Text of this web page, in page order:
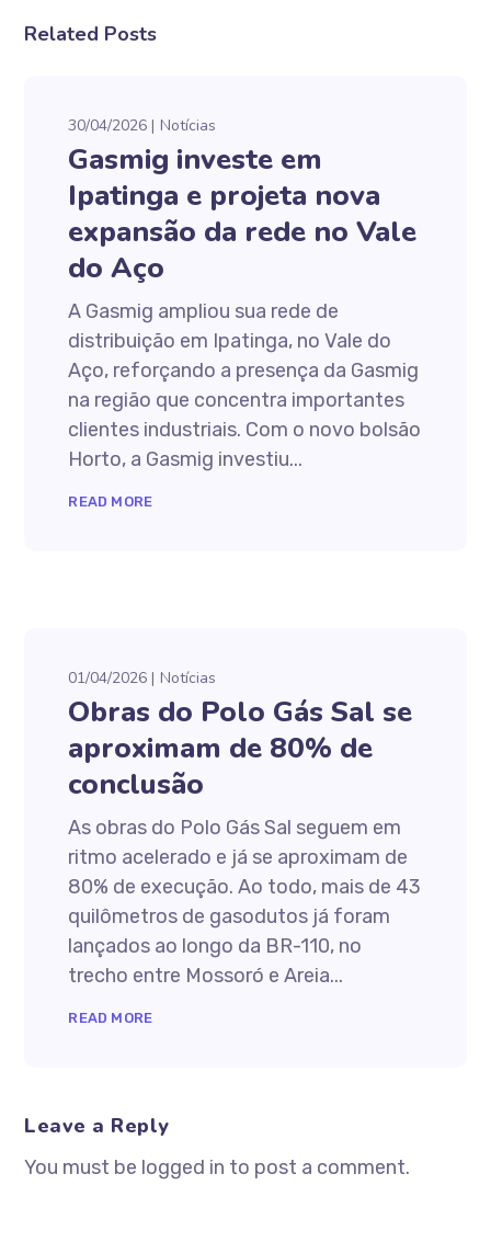
Related Posts
30/04/2026 Notícias
Gasmig investe em
Ipatinga e projeta nova
expansão da rede no Vale
do Aço
A Gasmig ampliou sua rede de
distribuição em Ipatinga, no Vale do
Aço, reforçando a presença da Gasmig
na região que concentra importantes
clientes industriais. Com o novo bolsão
Horto, a Gasmig investiu...
READ MORE
01/04/2026 Notícias
Obras do Polo Gás Sal se
aproximam de 80% de
conclusão
As obras do Polo Gás Sal seguem em
ritmo acelerado e já se aproximam de
80% de execução. Ao todo, mais de 43
quilômetros de gasodutos já foram
lançados ao longo da BR-110, no
trecho entre Mossoró e Areia...
READ MORE
Leave a Reply
You must be logged in to post a comment.